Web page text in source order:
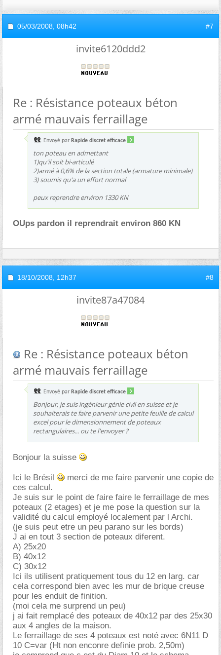
05/03/2008, 08h42 #7
invite6120ddd2
Re : Résistance poteaux béton
armé mauvais ferraillage
Envoyé par Rapide discret efficace
ton poteau en admettant
1)qu'il soit bi-articulé
2)armé à 0,6% de la section totale (armature minimale)
3) soumis qu'a un effort normal
peux reprendre environ 1330 KN
OUps pardon il reprendrait environ 860 KN
18/10/2008, 12h37 #8
invite87a47084
Re : Résistance poteaux béton
armé mauvais ferraillage
Envoyé par Rapide discret efficace
Bonjour, je suis ingénieur génie civil en suisse et je
souhaiterais te faire parvenir une petite feuille de calcul
excel pour le dimensionnement de poteaux
rectangulaires... ou te l'envoyer ?
Bonjour la suisse
Ici le Brésil
merci de me faire parvenir une copie de
ces calcul.
Je suis sur le point de faire faire le ferraillage de mes
poteaux (2 etages) et je me pose la question sur la
validité du calcul employé localement par l Archi.
(je suis peut etre un peu parano sur les bords)
J ai en tout 3 section de poteaux diferent.
A) 25x20
B) 40x12
C) 30x12
Ici ils utilisent pratiquement tous du 12 en larg. car
cela correspond bien avec les mur de brique creuse
pour les enduit de finition.
(moi cela me surprend un peu)
j ai fait remplacé des poteaux de 40x12 par des 25x30
aux 4 angles de la maison.
Le ferraillage de ses 4 poteaux est noté avec 6N11 D
10 C=var (Ht non enconre definie prob. 2,50m)